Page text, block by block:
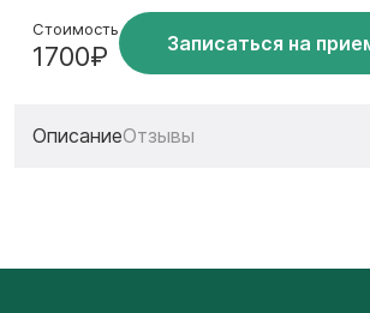
Стоимость
1700₽ Записаться на
ОписаниеОтзывы